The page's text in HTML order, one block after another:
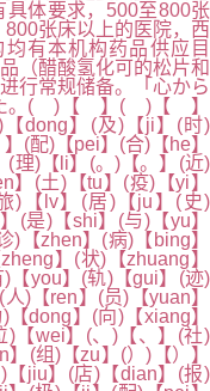
体要求，500至800张
张床以上的医院，西
有本机构药品供应目
（醋酸氢化可的松片和
行常规储备。「心から
た。( )【 】( )【 】
dong】(及)【ji】(时)
(配)【pei】(合)【he】
(理)【li】(。)【。】(近)
】(土)【tu】(疫)【yi】
)【lv】(居)【ju】(史)
(是)【shi】(与)【yu】
)【zhen】(病)【bing】
】(状)【zhuang】
【you】(轨)【gui】(迹)
)【ren】(员)【yuan】
dong】(向)【xiang】
)【wei】(、)【、】(社)
(组)【zu】(）)【）】
【jiu】(店)【dian】(报)